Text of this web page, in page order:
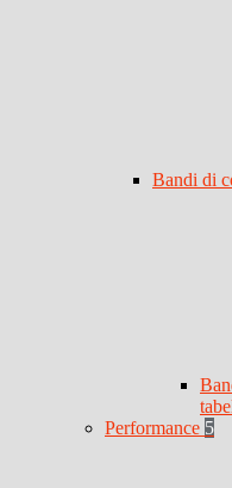
Bandi di
Performance 5